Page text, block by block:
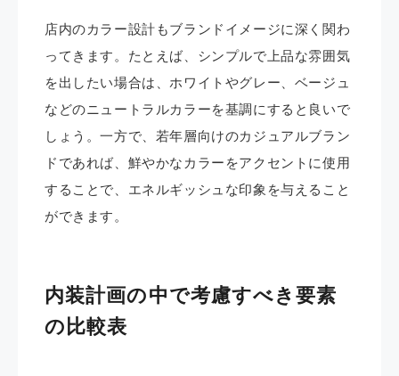
店内のカラー設計もブランドイメージに深く関わ
ってきます。たとえば、シンプルで上品な雰囲気
を出したい場合は、ホワイトやグレー、ベージュ
などのニュートラルカラーを基調にすると良いで
しょう。一方で、若年層向けのカジュアルブラン
ドであれば、鮮やかなカラーをアクセントに使用
することで、エネルギッシュな印象を与えること
ができます。
内装計画の中で考慮すべき要素
の比較表